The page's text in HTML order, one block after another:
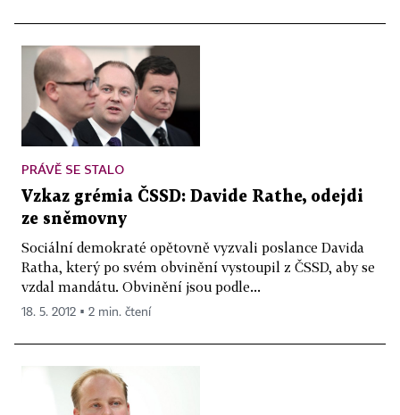
PRÁVĚ SE STALO
Vzkaz grémia ČSSD: Davide Rathe, odejdi
ze sněmovny
Sociální demokraté opětovně vyzvali poslance Davida
Ratha, který po svém obvinění vystoupil z ČSSD, aby se
vzdal mandátu. Obvinění jsou podle...
18. 5. 2012 ▪ 2 min. čtení